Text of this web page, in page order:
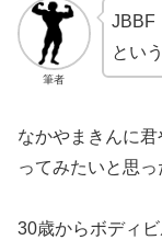
筆者
JBBF
とい
なかやまきんに
ってみたいと思っ
30歳からボディ